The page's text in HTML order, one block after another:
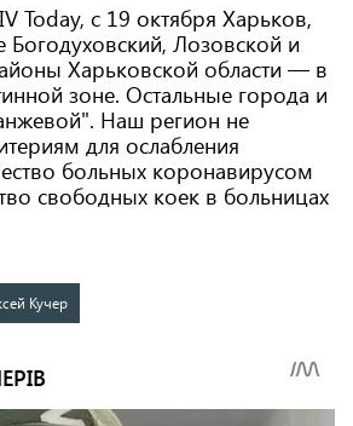
Today, с 19 октября Харьков,
Лозовской и
Харьковской области — в
зоне. Остальные города и
Наш регион не
для ослабления
больных коронавирусом
свободных коек в больницах
Кучер